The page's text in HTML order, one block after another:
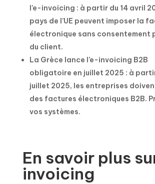
l’e-invoicing : à partir du 14 avril
pays de l’UE peuvent imposer la
électronique sans consentement
du client.
La Grèce lance l’e-invoicing B2B
obligatoire en juillet 2025 : à
juillet 2025, les entreprises
des factures électroniques B2B.
vos systèmes.
En savoir plus
invoicing